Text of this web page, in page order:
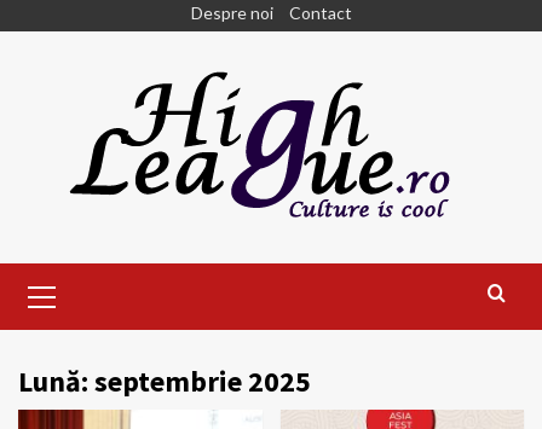
Despre noi Contact
Menu
Lună:septembrie 2025